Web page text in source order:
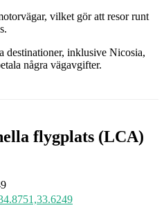
vilket gör att resor runt
destinationer, inklusive Nicosia,
några vägavgifter.
flygplats (LCA)